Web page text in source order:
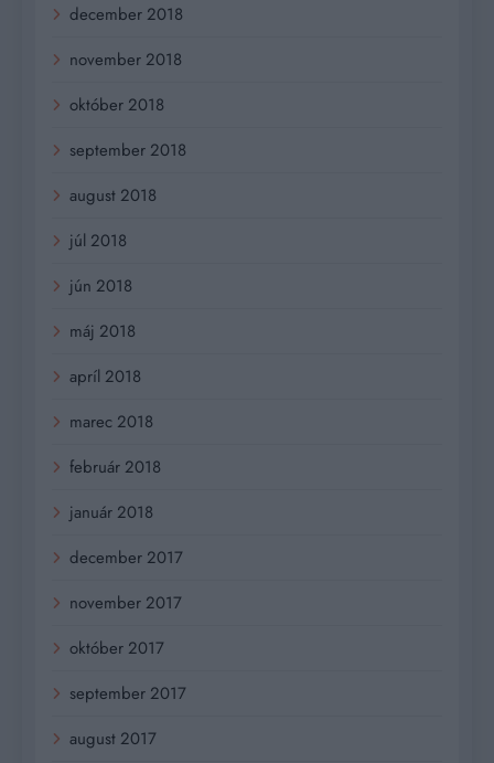
december 2018
november 2018
október 2018
september 2018
august 2018
júl 2018
jún 2018
máj 2018
apríl 2018
marec 2018
február 2018
január 2018
december 2017
november 2017
október 2017
september 2017
august 2017